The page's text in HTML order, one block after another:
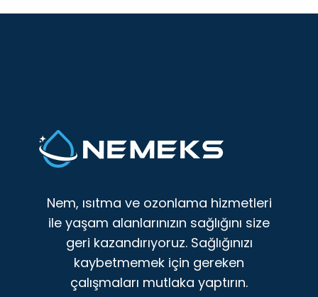
Nem, ısıtma ve ozonlama hizmetleri
ile yaşam alanlarınızın sağlığını size
geri kazandırıyoruz. Sağlığınızı
kaybetmemek için gereken
çalışmaları mutlaka yaptırın.